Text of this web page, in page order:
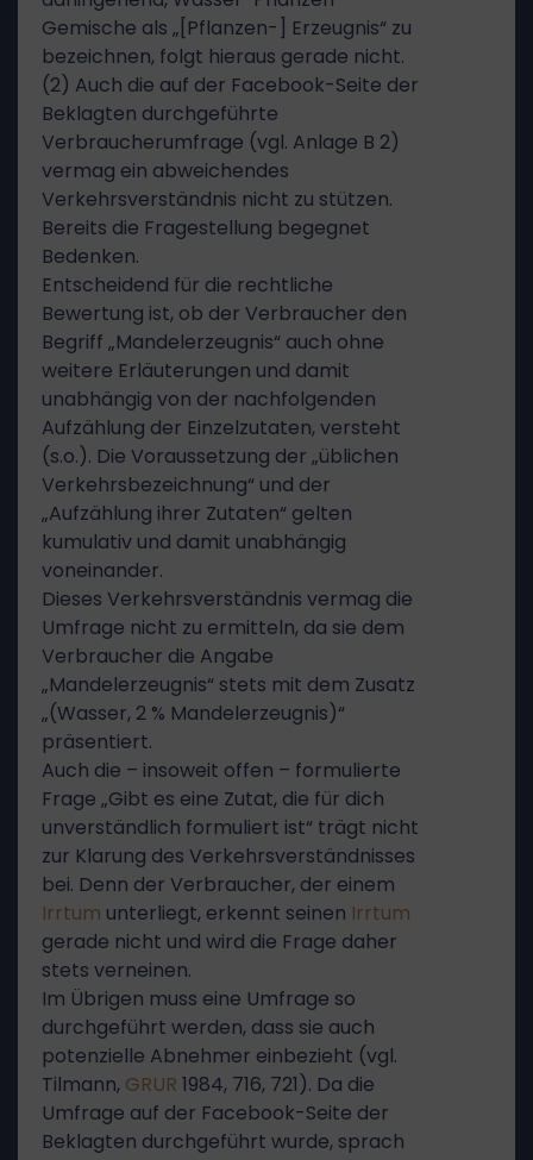
Gemische als „[Pflanzen-] Erzeugnis“ zu
bezeichnen, folgt hieraus gerade nicht.
(2) Auch die auf der Facebook-Seite der
Beklagten durchgeführte
Verbraucherumfrage (vgl. Anlage B 2)
vermag ein abweichendes
Verkehrsverständnis nicht zu stützen.
Bereits die Fragestellung begegnet
Bedenken.
Entscheidend für die rechtliche
Bewertung ist, ob der Verbraucher den
Begriff „Mandelerzeugnis“ auch ohne
weitere Erläuterungen und damit
unabhängig von der nachfolgenden
Aufzählung der Einzelzutaten, versteht
(s.o.). Die Voraussetzung der „üblichen
Verkehrsbezeichnung“ und der
„Aufzählung ihrer Zutaten“ gelten
kumulativ und damit unabhängig
voneinander.
Dieses Verkehrsverständnis vermag die
Umfrage nicht zu ermitteln, da sie dem
Verbraucher die Angabe
„Mandelerzeugnis“ stets mit dem Zusatz
„(Wasser, 2 % Mandelerzeugnis)“
präsentiert.
Auch die – insoweit offen – formulierte
Frage „Gibt es eine Zutat, die für dich
unverständlich formuliert ist“ trägt nicht
zur Klarung des Verkehrsverständnisses
bei. Denn der Verbraucher, der einem
Irrtum unterliegt, erkennt seinen Irrtum
gerade nicht und wird die Frage daher
stets verneinen.
Im Übrigen muss eine Umfrage so
durchgeführt werden, dass sie auch
potenzielle Abnehmer einbezieht (vgl.
Tilmann, GRUR 1984, 716, 721). Da die
Umfrage auf der Facebook-Seite der
Beklagten durchgeführt wurde, sprach